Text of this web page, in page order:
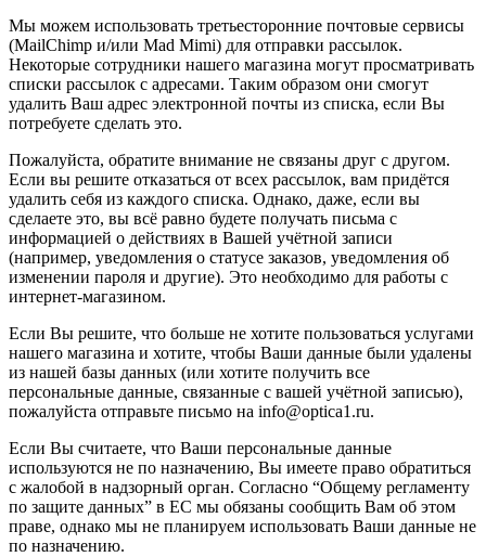
Мы можем использовать третьесторонние почтовые сервисы
(MailChimp и/или Mad Mimi) для отправки рассылок.
Некоторые сотрудники нашего магазина могут просматривать
списки рассылок с адресами. Таким образом они смогут
удалить Ваш адрес электронной почты из списка, если Вы
потребуете сделать это.
Пожалуйста, обратите внимание не связаны друг с другом.
Если вы решите отказаться от всех рассылок, вам придётся
удалить себя из каждого списка. Однако, даже, если вы
сделаете это, вы всё равно будете получать письма с
информацией о действиях в Вашей учётной записи
(например, уведомления о статусе заказов, уведомления об
изменении пароля и другие). Это необходимо для работы с
интернет-магазином.
Если Вы решите, что больше не хотите пользоваться услугами
нашего магазина и хотите, чтобы Ваши данные были удалены
из нашей базы данных (или хотите получить все
персональные данные, связанные с вашей учётной записью),
пожалуйста отправьте письмо на info@optica1.ru.
Если Вы считаете, что Ваши персональные данные
используются не по назначению, Вы имеете право обратиться
с жалобой в надзорный орган. Согласно “Общему регламенту
по защите данных” в ЕС мы обязаны сообщить Вам об этом
праве, однако мы не планируем использовать Ваши данные не
по назначению.